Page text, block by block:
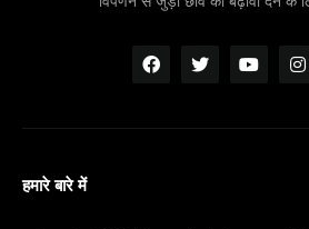
हमारे बारे में